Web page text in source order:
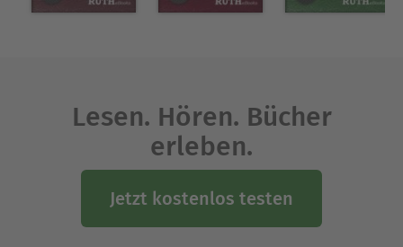
Lesen. Hören. Bücher
erleben.
Jetzt kostenlos testen